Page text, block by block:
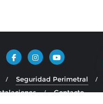
gracias!!
Seguridad Perimetral
Contacto